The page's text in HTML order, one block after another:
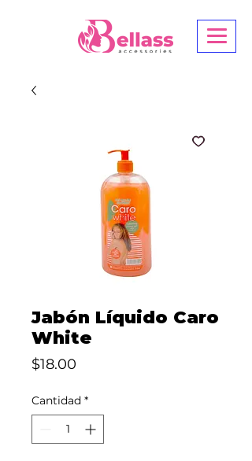
Jabón Líquido Caro
White
$18.00
Cantidad *